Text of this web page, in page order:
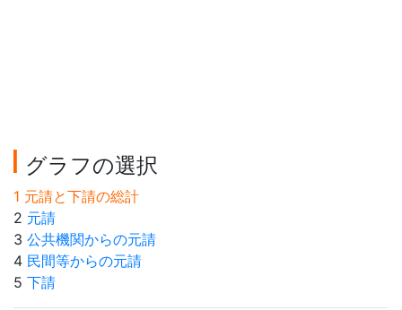
グラフの選択
1 元請と下請の総計
2 元請
3 公共機関からの元請
4 民間等からの元請
5 下請